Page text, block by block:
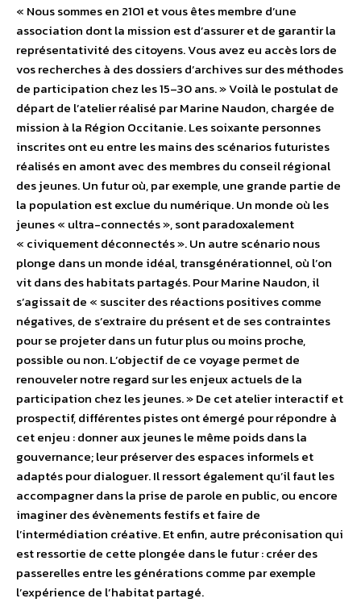
« Nous sommes en 2101 et vous êtes membre d’une
association dont la mission est d’assurer et de garantir la
représentativité des citoyens. Vous avez eu accès lors de
vos recherches à des dossiers d’archives sur des méthodes
de participation chez les 15–30 ans. » Voilà le postulat de
départ de l’atelier réalisé par Marine Naudon, chargée de
mission à la Région Occitanie. Les soixante personnes
inscrites ont eu entre les mains des scénarios futuristes
réalisés en amont avec des membres du conseil régional
des jeunes. Un futur où, par exemple, une grande partie de
la population est exclue du numérique. Un monde où les
jeunes « ultra-connectés », sont paradoxalement
« civiquement déconnectés ». Un autre scénario nous
plonge dans un monde idéal, transgénérationnel, où l’on
vit dans des habitats partagés. Pour Marine Naudon, il
s’agissait de « susciter des réactions positives comme
négatives, de s’extraire du présent et de ses contraintes
pour se projeter dans un futur plus ou moins proche,
possible ou non. L’objectif de ce voyage permet de
renouveler notre regard sur les enjeux actuels de la
participation chez les jeunes. » De cet atelier interactif et
prospectif, différentes pistes ont émergé pour répondre à
cet enjeu : donner aux jeunes le même poids dans la
gouvernance; leur préserver des espaces informels et
adaptés pour dialoguer. Il ressort également qu’il faut les
accompagner dans la prise de parole en public, ou encore
imaginer des évènements festifs et faire de
l’intermédiation créative. Et enfin, autre préconisation qui
est ressortie de cette plongée dans le futur : créer des
passerelles entre les générations comme par exemple
l’expérience de l’habitat partagé.